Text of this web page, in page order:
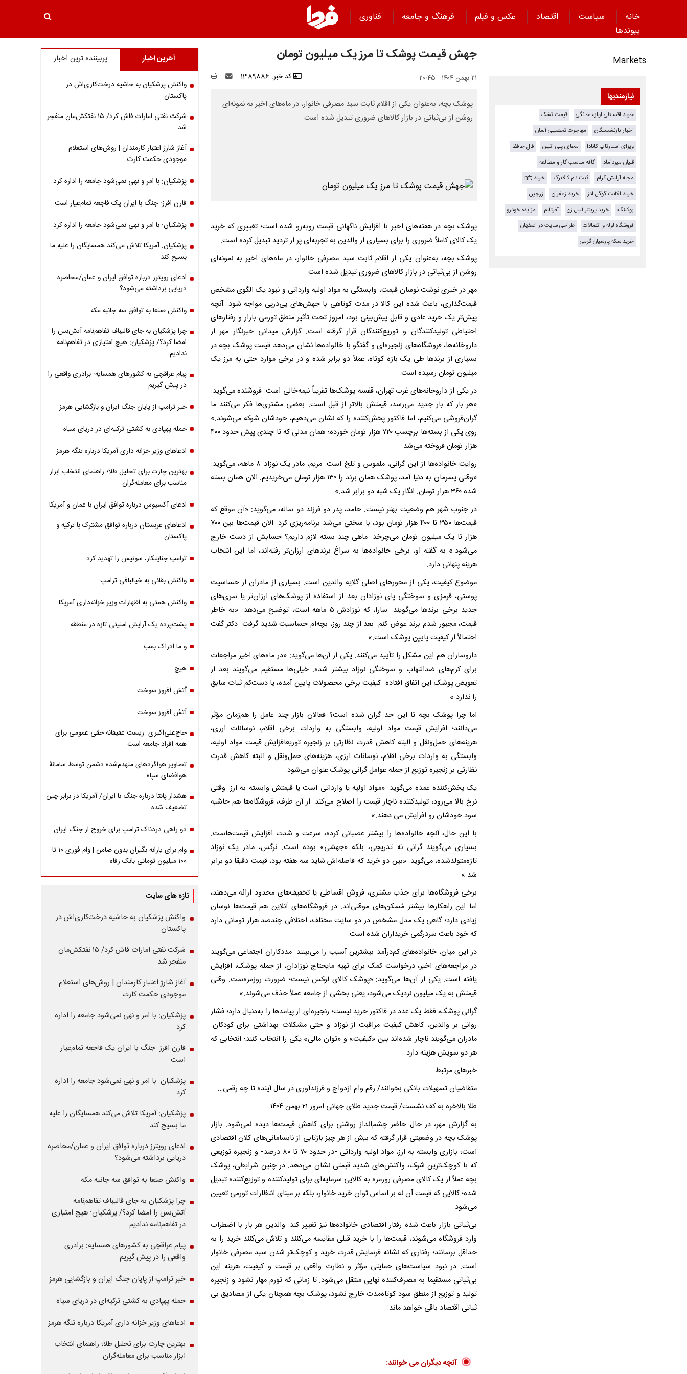
خانه سیاست اقتصاد عکس و فیلم فرهنگ و جامعه
فناوری
پیوند‌ها
جهش قیمت پوشک تا مرز یک میلیون تومان
۲۱ بهمن ۱۴۰۴ - ۲۰:۴۵ کد خبر: 1389886
پوشک بچه، به‌عنوان یکی از اقلام ثابت سبد مصرفی خانوار، در ماه‌های اخیر به نمونه‌ای
روشن از بی‌ثباتی در بازار کالاهای ضروری تبدیل شده است.
پوشک بچه در هفته‌های اخیر با افزایش ناگهانی قیمت روبه‌رو شده است؛ تغییری که خرید
یک کالای کاملاً ضروری را برای بسیاری از والدین به تجربه‌ای پر از تردید تبدیل کرده است.
پوشک بچه، به‌عنوان یکی از اقلام ثابت سبد مصرفی خانوار، در ماه‌های اخیر به نمونه‌ای
روشن از بی‌ثباتی در بازار کالاهای ضروری تبدیل شده است.
مهر در خبری نوشت:نوسان قیمت، وابستگی به مواد اولیه وارداتی و نبود یک الگوی مشخص
قیمت‌گذاری، باعث شده این کالا در مدت کوتاهی با جهش‌های پی‌درپی مواجه شود. آنچه
پیش‌تر یک خرید عادی و قابل پیش‌بینی بود، امروز تحت تأثیر منطق تورمی بازار و رفتارهای
احتیاطی تولیدکنندگان و توزیع‌کنندگان قرار گرفته است. گزارش میدانی خبرنگار مهر از
داروخانه‌ها، فروشگاه‌های زنجیره‌ای و گفتگو با خانواده‌ها نشان می‌دهد قیمت پوشک بچه در
بسیاری از برندها طی یک بازه کوتاه، عملاً دو برابر شده و در برخی موارد حتی به مرز یک
میلیون تومان رسیده است.
در یکی از داروخانه‌های غرب تهران، قفسه پوشک‌ها تقریباً نیمه‌خالی است. فروشنده می‌گوید:
«هر بار که بار جدید می‌رسد، قیمتش بالاتر از قبل است. بعضی مشتری‌ها فکر می‌کنند ما
گران‌فروشی می‌کنیم، اما فاکتور پخش‌کننده را که نشان می‌دهیم، خودشان شوکه می‌شوند.»
روی یکی از بسته‌ها برچسب ۷۲۰ هزار تومان خورده؛ همان مدلی که تا چندی پیش حدود ۴۰۰
هزار تومان فروخته می‌شد.
روایت خانواده‌ها از این گرانی، ملموس و تلخ است. مریم، مادر یک نوزاد ۸ ماهه، می‌گوید:
«وقتی پسرمان به دنیا آمد، پوشک همان برند را ۱۳۰ هزار تومان می‌خریدیم. الان همان بسته
شده ۳۶۰ هزار تومان. انگار یک شبه دو برابر شد.»
در جنوب شهر هم وضعیت بهتر نیست. حامد، پدر دو فرزند دو ساله، می‌گوید: «آن موقع که
قیمت‌ها ۳۵۰ تا ۴۰۰ هزار تومان بود، با سختی می‌شد برنامه‌ریزی کرد. الان قیمت‌ها بین ۷۰۰
هزار تا یک میلیون تومان می‌چرخد. ماهی چند بسته لازم داریم؟ حسابش از دست خارج
می‌شود.» به گفته او، برخی خانواده‌ها به سراغ برندهای ارزان‌تر رفته‌اند، اما این انتخاب
هزینه پنهانی دارد.
موضوع کیفیت، یکی از محورهای اصلی گلایه والدین است. بسیاری از مادران از حساسیت
پوستی، قرمزی و سوختگی پای نوزادان بعد از استفاده از پوشک‌های ارزان‌تر یا سری‌های
جدید برخی برندها می‌گویند. سارا، که نوزادش ۵ ماهه است، توضیح می‌دهد: «به خاطر
قیمت، مجبور شدم برند عوض کنم. بعد از چند روز، بچه‌ام حساسیت شدید گرفت. دکتر گفت
احتمالاً از کیفیت پایین پوشک است.»
داروسازان هم این مشکل را تأیید می‌کنند. یکی از آن‌ها می‌گوید: «در ماه‌های اخیر مراجعات
برای کرم‌های ضدالتهاب و سوختگی نوزاد بیشتر شده. خیلی‌ها مستقیم می‌گویند بعد از
تعویض پوشک این اتفاق افتاده. کیفیت برخی محصولات پایین آمده، یا دست‌کم ثبات سابق
را ندارد.»
اما چرا پوشک بچه تا این حد گران شده است؟ فعالان بازار چند عامل را هم‌زمان مؤثر
می‌دانند؛ افزایش قیمت مواد اولیه، وابستگی به واردات برخی اقلام، نوسانات ارزی،
هزینه‌های حمل‌ونقل و البته کاهش قدرت نظارتی بر زنجیره توزیعافزایش قیمت مواد اولیه،
وابستگی به واردات برخی اقلام، نوسانات ارزی، هزینه‌های حمل‌ونقل و البته کاهش قدرت
نظارتی بر زنجیره توزیع از جمله عوامل گرانی پوشک عنوان می‌شود.
یک پخش‌کننده عمده می‌گوید: «مواد اولیه یا وارداتی است یا قیمتش وابسته به ارز. وقتی
نرخ بالا می‌رود، تولیدکننده ناچار قیمت را اصلاح می‌کند. از آن طرف، فروشگاه‌ها هم حاشیه
سود خودشان رو افزایش می دهند.»
با این حال، آنچه خانواده‌ها را بیشتر عصبانی کرده، سرعت و شدت افزایش قیمت‌هاست.
بسیاری می‌گویند گرانی نه تدریجی، بلکه «جهشی» بوده است. نرگس، مادر یک نوزاد
تازه‌متولدشده، می‌گوید: «بین دو خرید که فاصله‌اش شاید سه هفته بود، قیمت دقیقاً دو برابر
شد.»
برخی فروشگاه‌ها برای جذب مشتری، فروش اقساطی یا تخفیف‌های محدود ارائه می‌دهند،
اما این راهکارها بیشتر مُسکن‌های موقتی‌اند. در فروشگاه‌های آنلاین هم قیمت‌ها نوسان
زیادی دارد؛ گاهی یک مدل مشخص در دو سایت مختلف، اختلافی چندصد هزار تومانی دارد
که خود باعث سردرگمی خریداران شده است.
در این میان، خانواده‌های کم‌درآمد بیشترین آسیب را می‌بینند. مددکاران اجتماعی می‌گویند
در مراجعه‌های اخیر، درخواست کمک برای تهیه مایحتاج نوزادان، از جمله پوشک، افزایش
یافته است. یکی از آن‌ها می‌گوید: «پوشک کالای لوکس نیست؛ ضرورت روزمره‌ست. وقتی
قیمتش به یک میلیون نزدیک می‌شود، یعنی بخشی از جامعه عملاً حذف می‌شوند.»
گرانی پوشک، فقط یک عدد در فاکتور خرید نیست؛ زنجیره‌ای از پیامدها را به‌دنبال دارد؛ فشار
روانی بر والدین، کاهش کیفیت مراقبت از نوزاد و حتی مشکلات بهداشتی برای کودکان.
مادران می‌گویند ناچار شده‌اند بین «کیفیت» و «توان مالی» یکی را انتخاب کنند؛ انتخابی که
هر دو سویش هزینه دارد.
خبرهای مرتبط
متقاضیان تسهیلات بانکی بخوانند/ رقم وام ازدواج و فرزندآوری در سال آینده تا چه رقمی…
طلا بالاخره به کف نشست/ قیمت جدید طلای جهانی امروز ۲۱ بهمن ۱۴۰۴
به گزارش مهر، در حال حاضر چشم‌انداز روشنی برای کاهش قیمت‌ها دیده نمی‌شود. بازار
پوشک بچه در وضعیتی قرار گرفته که بیش از هر چیز بازتابی از نابسامانی‌های کلان اقتصادی
است؛ بازاری وابسته به ارز، مواد اولیه وارداتی -در حدود ۷۰ تا ۸۰ درصد- و زنجیره توزیعی
که با کوچک‌ترین شوک، واکنش‌های شدید قیمتی نشان می‌دهد. در چنین شرایطی، پوشک
بچه عملاً از یک کالای مصرفی روزمره به کالایی سرمایه‌ای برای تولیدکننده و توزیع‌کننده تبدیل
شده؛ کالایی که قیمت آن نه بر اساس توان خرید خانوار، بلکه بر مبنای انتظارات تورمی تعیین
می‌شود.
بی‌ثباتی بازار باعث شده رفتار اقتصادی خانواده‌ها نیز تغییر کند. والدین هر بار با اضطراب
وارد فروشگاه می‌شوند، قیمت‌ها را با خرید قبلی مقایسه می‌کنند و تلاش می‌کنند خرید را به
حداقل برسانند؛ رفتاری که نشانه فرسایش قدرت خرید و کوچک‌تر شدن سبد مصرفی خانوار
است. در نبود سیاست‌های حمایتی مؤثر و نظارت واقعی بر قیمت و کیفیت، هزینه این
بی‌ثباتی مستقیماً به مصرف‌کننده نهایی منتقل می‌شود. تا زمانی که تورم مهار نشود و زنجیره
تولید و توزیع از منطق سود کوتاه‌مدت خارج نشود، پوشک بچه همچنان یکی از مصادیق بی
ثباتی اقتصاد باقی خواهد ماند.
آنچه دیگران می خوانند:
Markets
نیازمندیها
خرید اقساطی لوازم خانگی
قیمت تشک
اخبار بازنشستگان
مهاجرت تحصیلی آلمان
ویزای استارتاپ کانادا
مخازن پلی اتیلن
فال حافظ
قلیان میرداماد
کافه مناسب کار و مطالعه
مجله آرایش گرام
ثبت نام کالابرگ
خرید nft
خرید اکانت گوگل ادز
خرید زعفران
زرچین
بوکینگ
خرید پرینتر لیبل زن آفرتایم
مزایده خودرو
فروشگاه لوله و اتصالات
طراحی سایت در اصفهان
خرید سکه پارسیان گرمی
آخرین اخبار پربیننده ترین اخبار
واکنش پزشکیان به حاشیه درخت‌کاری‌اش در
پاکستان
شرکت نفتی امارات فاش کرد/ ۱۵ نفتکش‌مان منفجر
شد
آغاز شارژ اعتبار کارمندان | روش‌های استعلام
موجودی حکمت کارت
پزشکیان: با امر و نهی نمی‌شود جامعه را اداره کرد
فارن افرز: جنگ با ایران یک فاجعه تمام‌عیار است
پزشکیان: با امر و نهی نمی‌شود جامعه را اداره کرد
پزشکیان: آمریکا تلاش می‌کند همسایگان را علیه ما
بسیج کند
ادعای رویترز درباره توافق ایران و عمان/محاصره
دریایی برداشته می‌شود؟
واکنش صنعا به توافق سه جانبه مکه
چرا پزشکیان به جای قالیباف تفاهم‌نامه آتش‌بس را
امضا کرد؟/ پزشکیان: هیچ امتیازی در تفاهم‌نامه
ندادیم
پیام عراقچی به کشورهای همسایه: برادری واقعی را
در پیش گیریم
خبر ترامپ از پایان جنگ ایران و بازگشایی هرمز
حمله پهپادی به کشتی ترکیه‌ای در دریای سیاه
ادعاهای وزیر خزانه داری آمریکا درباره تنگه هرمز
بهترین چارت برای تحلیل طلا؛ راهنمای انتخاب ابزار
مناسب برای معامله‌گران
ادعای آکسیوس درباره توافق ایران با عمان و آمریکا
ادعاهای عربستان درباره توافق مشترک با ترکیه و
پاکستان
ترامپ جنایتکار، سوئیس را تهدید کرد
واکنش بقائی به خیالبافی ترامپ
واکنش همتی به اظهارات وزیر خزانه‌داری آمریکا
پشت‌پرده یک آرایش امنیتی تازه در منطقه
و ما ادراک بمب
هیچ
آتش افروز سوخت
آتش افروز سوخت
حاج‌علی‌اکبری: زیست عفیفانه حقی عمومی برای
همه افراد جامعه است
تصاویر هواگردهای منهدم‌شده دشمن توسط سامانۀ
هوافضای سپاه
هشدار پانتا درباره جنگ با ایران/ آمریکا در برابر چین
تضعیف شده
دو راهی دردناک ترامپ برای خروج از جنگ ایران
وام برای یارانه بگیران بدون ضامن | وام فوری ۱۰ تا
۱۰۰ میلیون تومانی بانک رفاه
تازه های سایت
واکنش پزشکیان به حاشیه درخت‌کاری‌اش در
پاکستان
شرکت نفتی امارات فاش کرد/ ۱۵ نفتکش‌مان
منفجر شد
آغاز شارژ اعتبار کارمندان | روش‌های استعلام
موجودی حکمت کارت
پزشکیان: با امر و نهی نمی‌شود جامعه را اداره
کرد
فارن افرز: جنگ با ایران یک فاجعه تمام‌عیار
است
پزشکیان: با امر و نهی نمی‌شود جامعه را اداره
کرد
پزشکیان: آمریکا تلاش می‌کند همسایگان را علیه
ما بسیج کند
ادعای رویترز درباره توافق ایران و عمان/محاصره
دریایی برداشته می‌شود؟
واکنش صنعا به توافق سه جانبه مکه
چرا پزشکیان به جای قالیباف تفاهم‌نامه
آتش‌بس را امضا کرد؟/ پزشکیان: هیچ امتیازی
در تفاهم‌نامه ندادیم
پیام عراقچی به کشورهای همسایه: برادری
واقعی را در پیش گیریم
خبر ترامپ از پایان جنگ ایران و بازگشایی هرمز
حمله پهپادی به کشتی ترکیه‌ای در دریای سیاه
ادعاهای وزیر خزانه داری آمریکا درباره تنگه هرمز
بهترین چارت برای تحلیل طلا؛ راهنمای انتخاب
ابزار مناسب برای معامله‌گران